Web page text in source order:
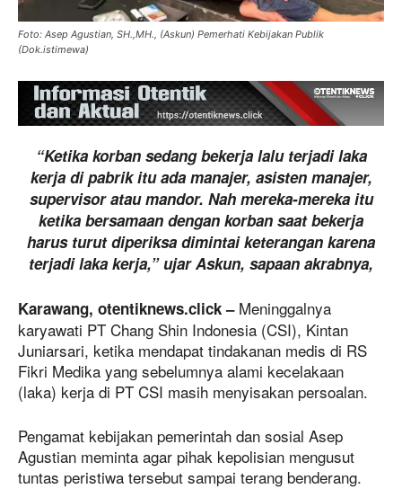
Foto: Asep Agustian, SH.,MH., (Askun) Pemerhati Kebijakan Publik
(Dok.istimewa)
“Ketika korban sedang bekerja lalu terjadi laka
kerja di pabrik itu ada manajer, asisten manajer,
supervisor atau mandor. Nah mereka-mereka itu
ketika bersamaan dengan korban saat bekerja
harus turut diperiksa dimintai keterangan karena
terjadi laka kerja,” ujar Askun, sapaan akrabnya,
Karawang, otentiknews.click –Meninggalnya
karyawati PT Chang Shin Indonesia (CSI), Kintan
Juniarsari, ketika mendapat tindakanan medis di RS
Fikri Medika yang sebelumnya alami kecelakaan
(laka) kerja di PT CSI masih menyisakan persoalan.
Pengamat kebijakan pemerintah dan sosial Asep
Agustian meminta agar pihak kepolisian mengusut
tuntas peristiwa tersebut sampai terang benderang.